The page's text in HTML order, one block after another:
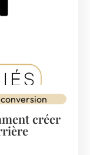
créer